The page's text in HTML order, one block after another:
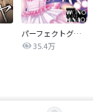
パーフェクトグリッター
35.4万